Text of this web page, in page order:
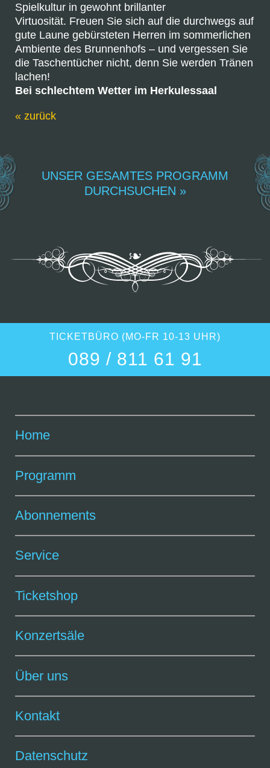
Spielkultur in gewohnt brillanter
Virtuosität. Freuen Sie sich auf die durchwegs auf
gute Laune gebürsteten Herren im sommerlichen
Ambiente des Brunnenhofs – und vergessen Sie
die Taschentücher nicht, denn Sie werden Tränen
lachen!
Bei schlechtem Wetter im Herkulessaal
« zurück
UNSER GESAMTES PROGRAMM
DURCHSUCHEN »
TICKETBÜRO (MO-FR 10-13 UHR)
089 / 811 61 91
Home
Programm
Abonnements
Service
Ticketshop
Konzertsäle
Über uns
Kontakt
Datenschutz